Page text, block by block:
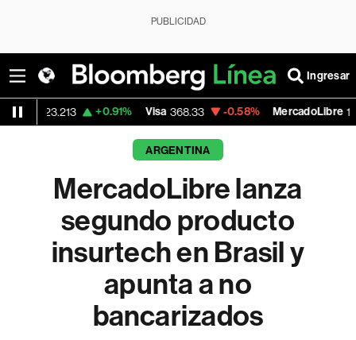
PUBLICIDAD
Ingresar
+0.91% Visa 368.33 -0.58% MercadoLibre 1,826.57
ARGENTINA
MercadoLibre lanza
segundo producto
insurtech en Brasil y
apunta a no
bancarizados